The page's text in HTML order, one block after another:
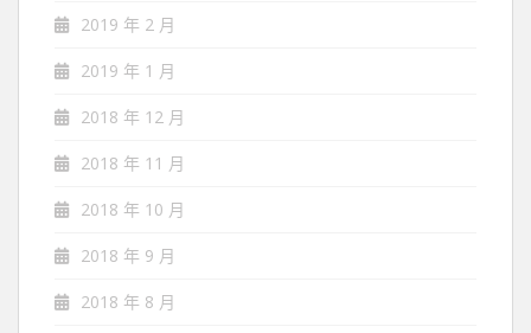
2019 年 2 月
2019 年 1 月
2018 年 12 月
2018 年 11 月
2018 年 10 月
2018 年 9 月
2018 年 8 月